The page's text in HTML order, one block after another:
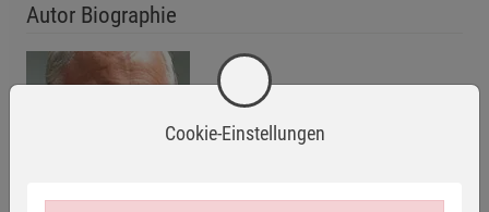
Autor Biographie
Cookie-Einstellungen